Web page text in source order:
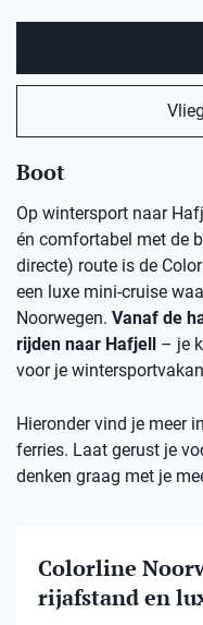
Boot
Op wintersport naar
én comfortabel met de
directe) route is de
een luxe mini-cruise
Noorwegen. Vanaf de
rijden naar Hafjell – je
voor je
Hieronder vind je meer
ferries. Laat gerust je
denken graag met je
Colorline
rijafstand en